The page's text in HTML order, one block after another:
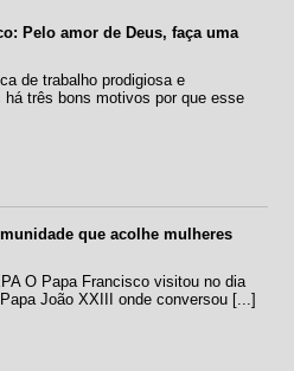
Pelo amor de Deus, faça uma
de trabalho prodigiosa e
três bons motivos por que esse
que acolhe mulheres
O Papa Francisco visitou no dia
João XXIII onde conversou [...]